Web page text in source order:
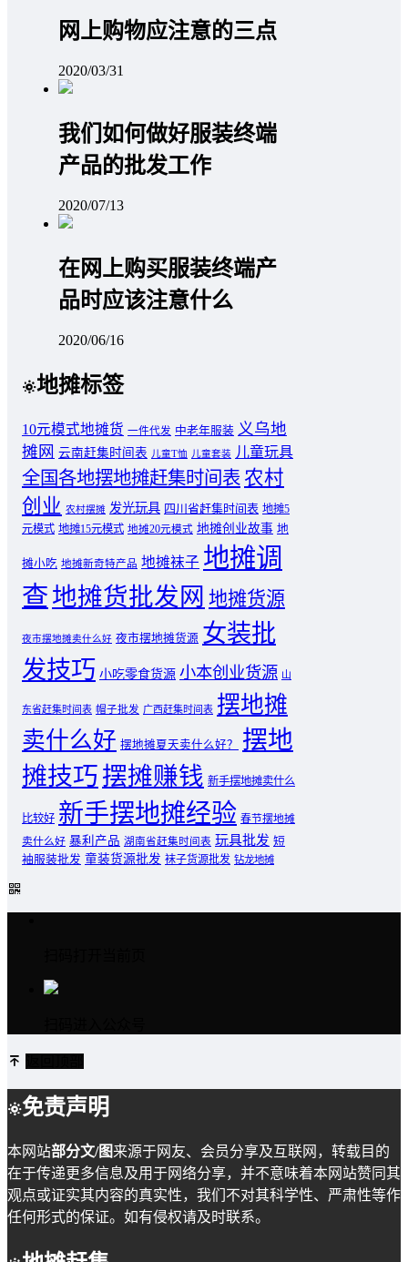
网上购物应注意的三点
2020/03/31
我们如何做好服装终端
产品的批发工作
2020/07/13
在网上购买服装终端产
品时应该注意什么
2020/06/16
地摊标签
10元模式地摊货 一件代发 中老年服装 义乌地
摊网 云南赶集时间表 儿童T恤 儿童套装 儿童玩具
全国各地摆地摊赶集时间表 农村
创业 农村摆摊 发光玩具 四川省赶集时间表 地摊5
元模式 地摊15元模式 地摊20元模式 地摊创业故事 地
摊小吃 地摊新奇特产品 地摊袜子 地摊调
查地摊货批发网 地摊货源
夜市摆地摊卖什么好 夜市摆地摊货源 女装批
发技巧 小吃零食货源 小本创业货源 山
东省赶集时间表 帽子批发 广西赶集时间表 摆地摊
卖什么好 摆地摊夏天卖什么好？
摆地
摊技巧 摆摊赚钱 新手摆地摊卖什么
比较好 新手摆地摊经验 春节摆地摊
卖什么好 暴利产品 湖南省赶集时间表 玩具批发 短
袖服装批发 童装货源批发 袜子货源批发 钻龙地摊
免责声明
本网站部分文/图来源于网友、会员分享及互联网，转载目的
在于传递更多信息及用于网络分享，并不意味着本网站赞同其
观点或证实其内容的真实性，我们不对其科学性、严肃性等作
任何形式的保证。如有侵权请及时联系。